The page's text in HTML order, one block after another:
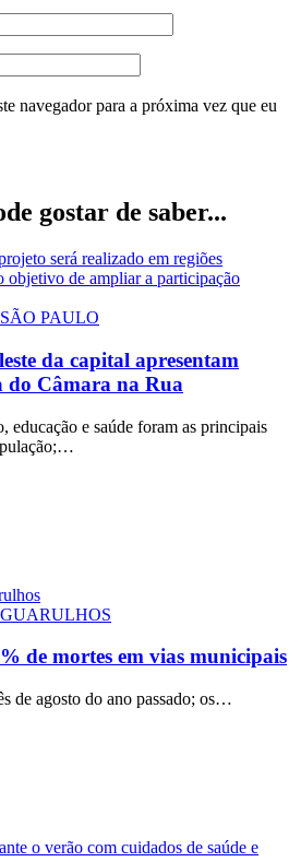
navegador para a próxima vez que eu
gostar de saber...
SÃO PAULO
da capital apresentam
do Câmara na Rua
educação e saúde foram as principais
GUARULHOS
de mortes em vias municipais
de agosto do ano passado; os…